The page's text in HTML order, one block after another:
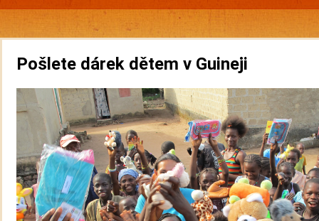
Pošlete dárek dětem v Guineji